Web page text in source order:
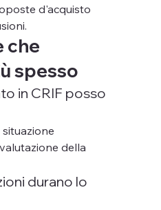
d'acquisto
che
spesso
in CRIF posso
della
durano lo